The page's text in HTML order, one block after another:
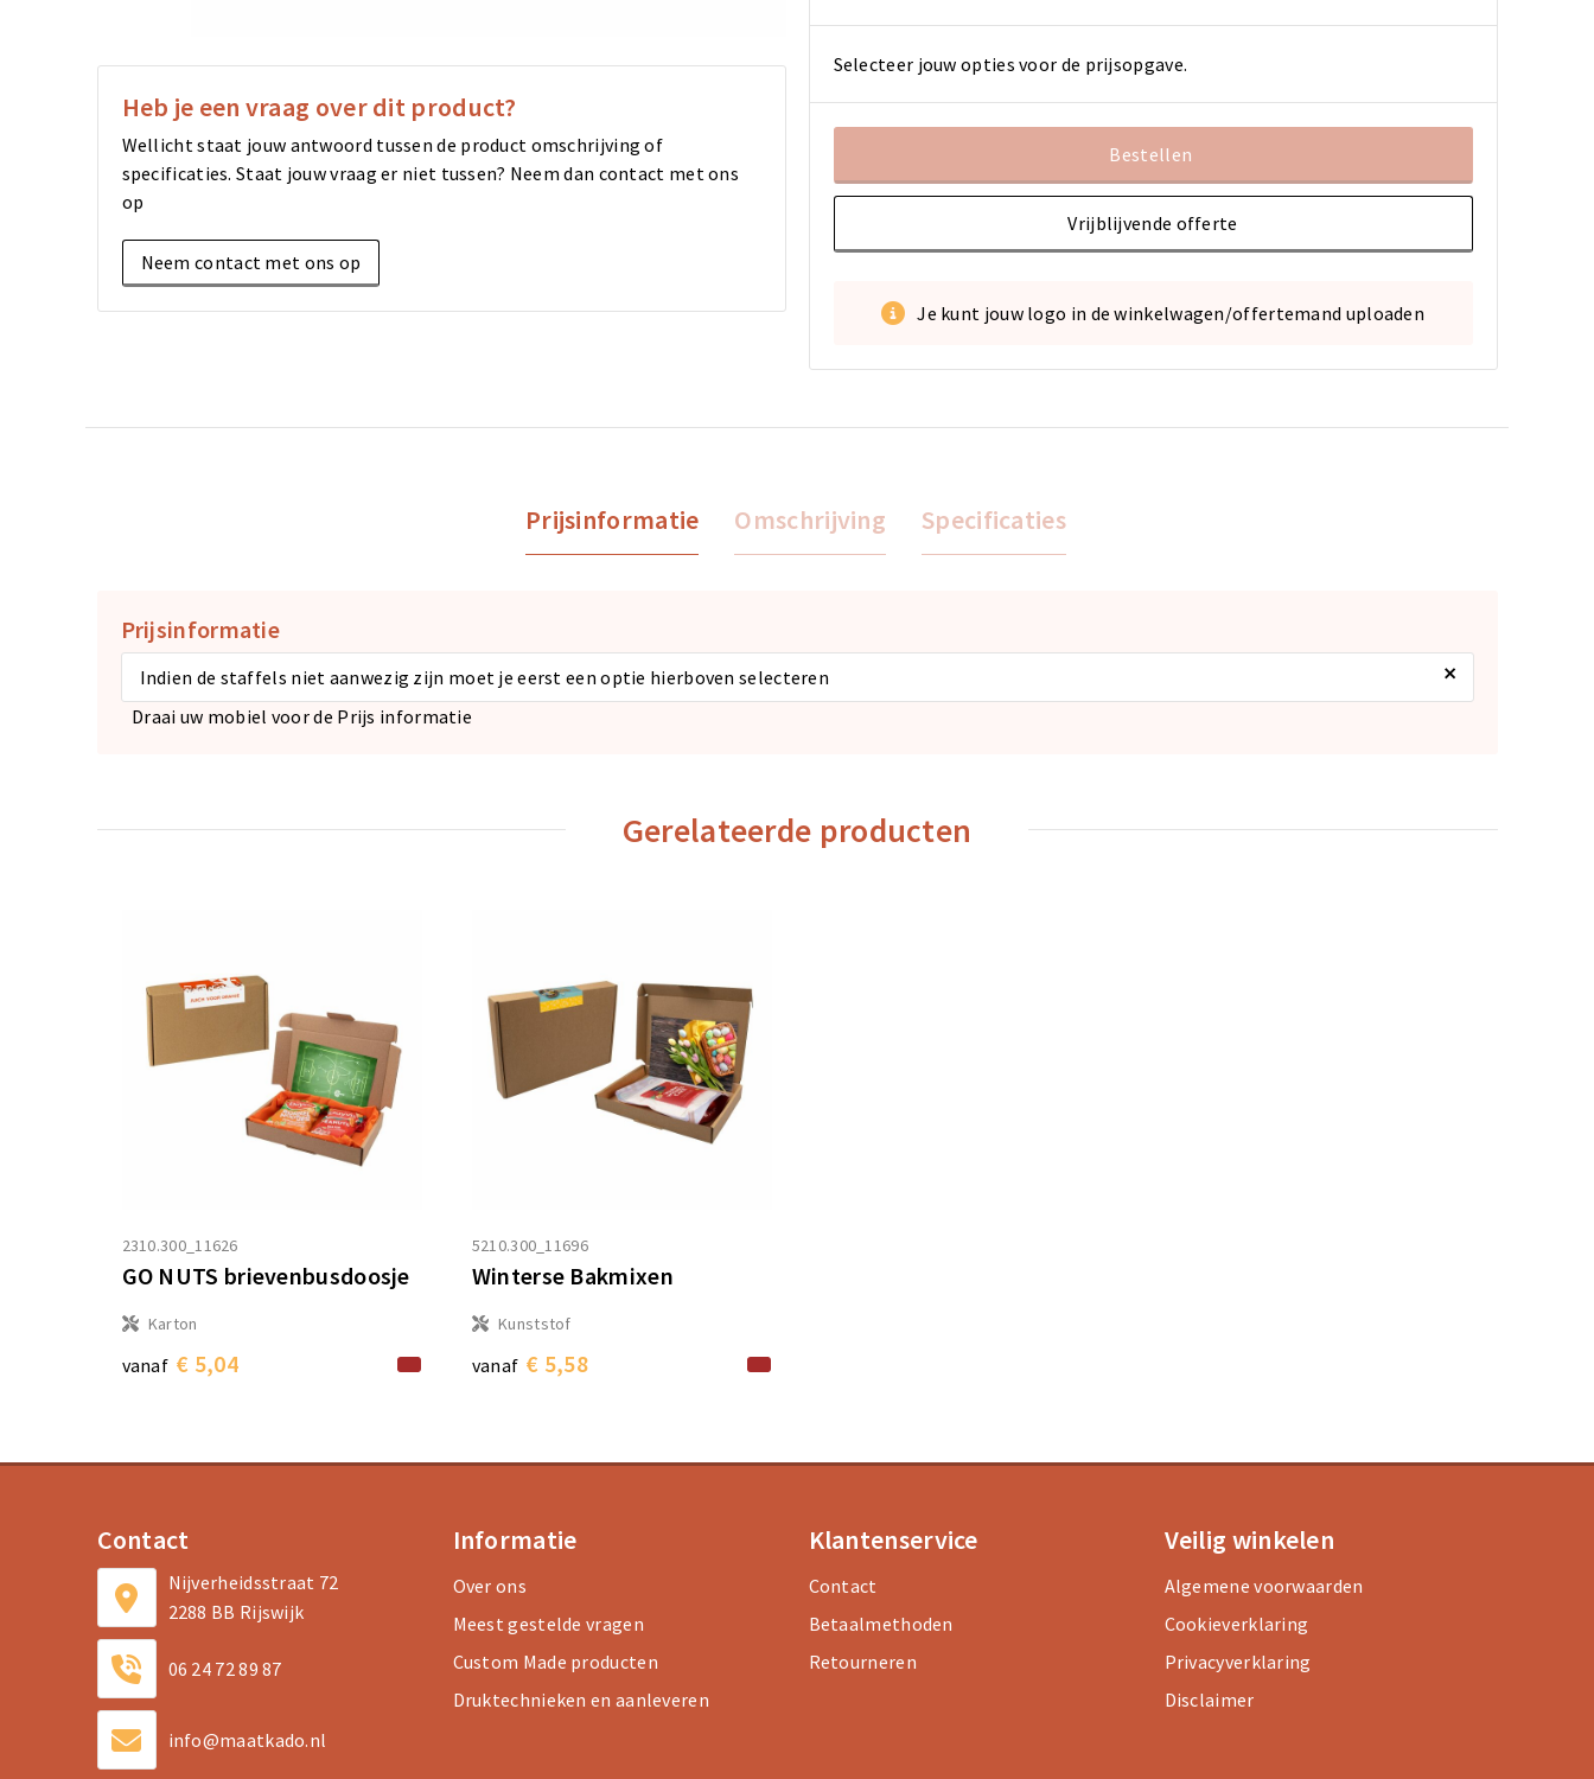
Heb je een vraag over dit product?
Wellicht staat jouw antwoord tussen de product omschrijving of
specificaties. Staat jouw vraag er niet tussen? Neem dan contact met ons
op
Neem contact met ons op
Selecteer jouw opties voor de prijsopgave.
Bestellen
Vrijblijvende offerte
Je kunt jouw logo in de winkelwagen/offertemand uploaden
Prijsinformatie Omschrijving Specificaties
Prijsinformatie
Indien de staffels niet aanwezig zijn moet je eerst een optie hierboven selecteren ×
Draai uw mobiel voor de Prijs informatie
Gerelateerde producten
2310.300_11626
GO NUTS brievenbusdoosje
Karton
vanaf € 5,04
5210.300_11696
Winterse Bakmixen
Kunststof
vanaf € 5,58
Contact
Nijverheidsstraat 72
2288 BB Rijswijk
06 24 72 89 87
info@maatkado.nl
Informatie
Over ons
Meest gestelde vragen
Custom Made producten
Druktechnieken en aanleveren
Klantenservice
Contact
Betaalmethoden
Retourneren
Veilig winkelen
Algemene voorwaarden
Cookieverklaring
Privacyverklaring
Disclaimer